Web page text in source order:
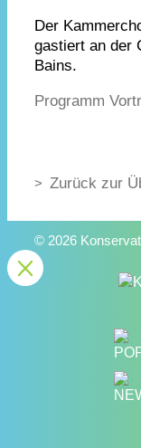
Der
gastiert an der
Bains.
Programm
Zurück zur
© 2026